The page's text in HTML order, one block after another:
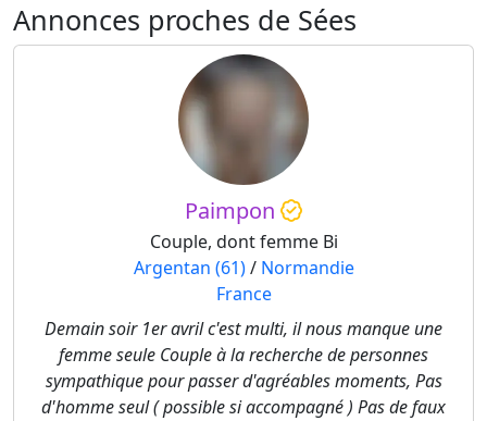
Annonces proches de Sées
Paimpon
Couple, dont femme Bi
Argentan (61)/ Normandie
France
Demain soir 1er avril c'est multi, il nous manque une
femme seule Couple à la recherche de personnes
sympathique pour passer d'agréables moments, Pas
d'homme seul ( possible si accompagné ) Pas de faux